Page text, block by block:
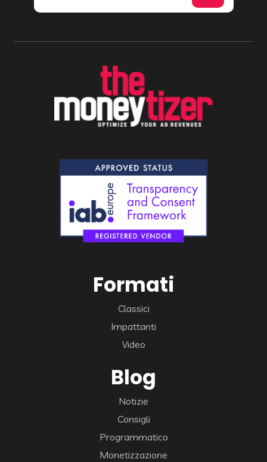
Formati
Classici
Impattanti
Video
Blog
Notizie
Consigli
Programmatico
Monetizzazione